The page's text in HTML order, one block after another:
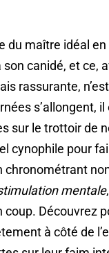
du maître idéal
canidé, et ce,
rassurante,
s’allongent,
sur le trottoir de
cynophile pour
mentale
Découvrez
à côté de